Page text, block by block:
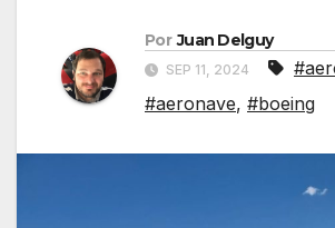
Por Juan Delguy
SEP 11, 2024
#aeronave, #boeing